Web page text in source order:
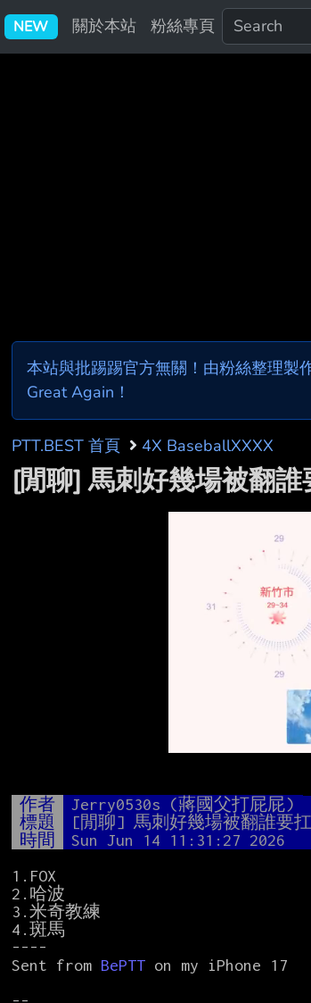
NEW 關於本站 粉絲專頁
本站與批踢踢官方無關！由粉絲整理製
Great Again！
PTT.BEST 首頁 4X BaseballXXXX
[閒聊] 馬刺好幾場被翻誰
作者 Jerry0530s (蔣國父打屁屁)
標題
[閒聊] 馬刺好幾場被翻誰要
時間
Sun Jun 14 11:31:27 2026
1.FOX
2.哈波
3.米奇教練
4.斑馬
----
Sent from BePTT on my iPhone 17